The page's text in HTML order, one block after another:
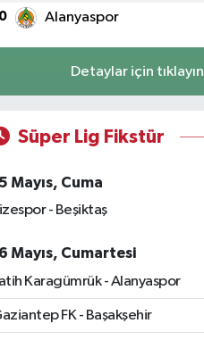
Alanyaspor
Detaylar için tıklayın
Süper Lig Fikstür
Mayıs, Cuma
- Beşiktaş
Mayıs, Cumartesi
Karagümrük - Alanyaspor
FK - Başakşehir